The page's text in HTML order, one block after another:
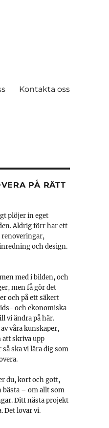
Kontakta oss
PÅ RÄTT
plöjer in eget
Aldrig förr har ett
renoveringar,
och design.
med i bilden, och
men få gör det
och på ett säkert
och ekonomiska
vi ändra på här.
våra kunskaper,
att skriva upp
ska vi lära dig som
du, kort och gott,
bästa – om allt som
Ditt nästa projekt
Det lovar vi.